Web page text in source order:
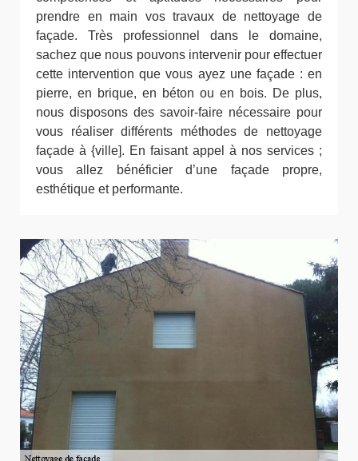
prendre en main vos travaux de nettoyage de
façade. Très professionnel dans le domaine,
sachez que nous pouvons intervenir pour effectuer
cette intervention que vous ayez une façade : en
pierre, en brique, en béton ou en bois. De plus,
nous disposons des savoir-faire nécessaire pour
vous réaliser différents méthodes de nettoyage
façade à {ville]. En faisant appel à nos services ;
vous allez bénéficier d’une façade propre,
esthétique et performante.